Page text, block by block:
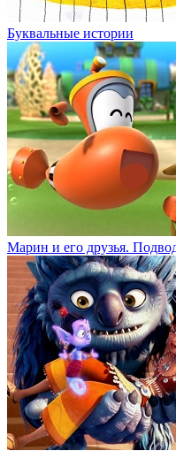
Буквальные истории
Марин и его друзья.